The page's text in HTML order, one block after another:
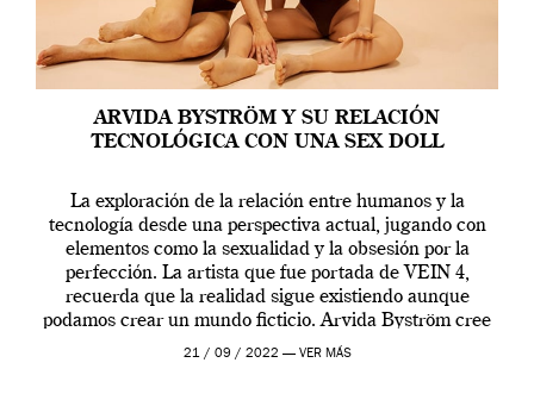
ARVIDA BYSTRÖM Y SU RELACIÓN
TECNOLÓGICA CON UNA SEX DOLL
La exploración de la relación entre humanos y la
tecnología desde una perspectiva actual, jugando con
elementos como la sexualidad y la obsesión por la
perfección. La artista que fue portada de VEIN 4,
recuerda que la realidad sigue existiendo aunque
podamos crear un mundo ficticio. Arvida Byström cree
que los humanos tienen un complejo […]
21 / 09 / 2022 — VER MÁS